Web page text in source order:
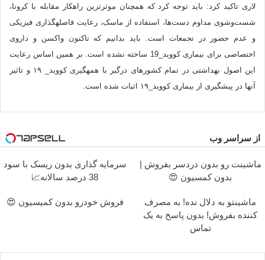
لاری تاکید کرد: باید توجه کرد که همچنان موثرترین راهکار مقابله با کرونا،
شست‌وشوی مداوم دست‌ها، استفاده از ماسک، رعایت فاصله‎گذاری فیزیکی
و عدم حضور در تجمعات است. باید بدانیم که تاکنون واکسن و داروی
اختصاصی برای بیماری کووید_19 ساخته نشده است. بر همین اساس رعایت
این اصول بهداشتی در تمام کشورهای درگیر با همه‎گیری کووید_ ۱۹ و تاثیر
آن‎ها در پیشگیری از بیماری کووید_۱۹ اثبات شده است.
از سراسر وب
ماشینت رو بدون دردسر بفروش |
بدون کمسیون 😍
سرمایه گذاری بدون ریسک با سود
38 درصد سالانه📈
ماشینتو به دلال نده! به مصرف
کننده بفروش! بدون پاسخ به یک
تماس
فروش خودرو بدون کمیسیون 😍